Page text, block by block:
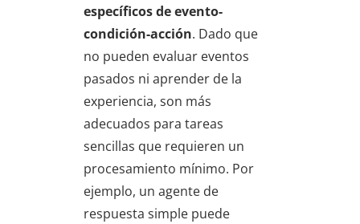
específicos de evento-
condición-acción. Dado que
no pueden evaluar eventos
pasados ni aprender de la
experiencia, son más
adecuados para tareas
sencillas que requieren un
procesamiento mínimo. Por
ejemplo, un agente de
respuesta simple puede